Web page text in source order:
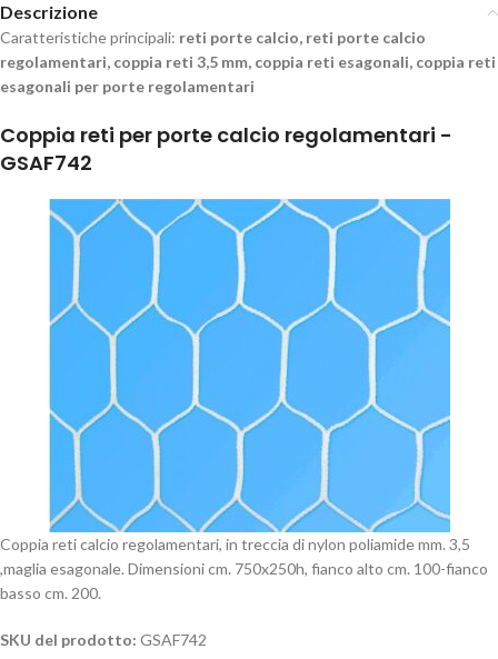
Descrizione
Caratteristiche principali: reti porte calcio, reti porte calcio
regolamentari, coppia reti 3,5 mm, coppia reti esagonali, coppia reti
esagonali per porte regolamentari
Coppia reti per porte calcio regolamentari -
GSAF742
Coppia reti calcio regolamentari, in treccia di nylon poliamide mm. 3,5
,maglia esagonale. Dimensioni cm. 750x250h, fianco alto cm. 100-fianco
basso cm. 200.
SKU del prodotto: GSAF742